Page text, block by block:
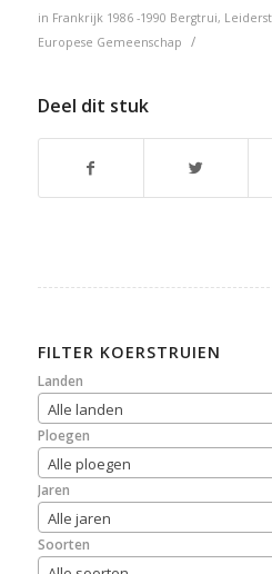
in Frankrijk 1986 -1990 Bergtrui,
Europese Gemeenschap
/
Deel dit stuk
FILTER KOERSTRUIEN
Landen
Alle landen
Ploegen
Alle ploegen
Jaren
Alle jaren
Soorten